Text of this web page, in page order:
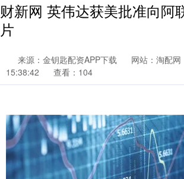
财新网 英伟达获美批准向阿
片
来源：金钥匙配资APP下载 网站：淘配网
15:38:42
查看：104